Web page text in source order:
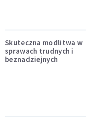
Skuteczna modlitwa w
sprawach trudnych i
beznadziejnych